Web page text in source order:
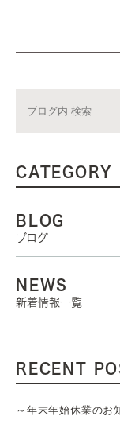
CATEGORY
BLOG
ブログ
NEWS
新着情報一覧
RECENT
～年末年始休業のお